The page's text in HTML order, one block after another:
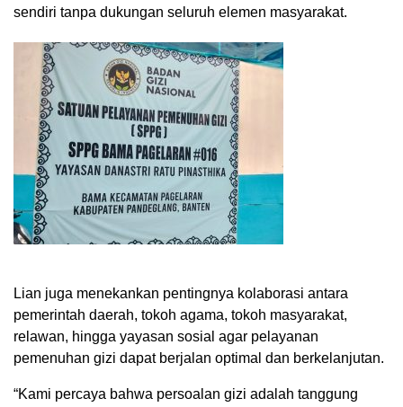
sendiri tanpa dukungan seluruh elemen masyarakat.
Lian juga menekankan pentingnya kolaborasi antara
pemerintah daerah, tokoh agama, tokoh masyarakat,
relawan, hingga yayasan sosial agar pelayanan
pemenuhan gizi dapat berjalan optimal dan berkelanjutan.
“Kami percaya bahwa persoalan gizi adalah tanggung